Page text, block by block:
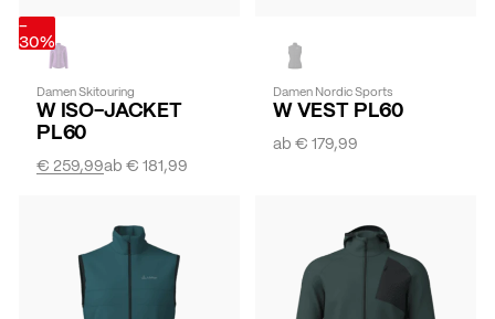
-
30%
Damen Skitouring
W ISO-JACKET
PL60
ab€ 181,99
€ 259,99
Damen Nordic Sports
W VEST PL60
ab€ 179,99